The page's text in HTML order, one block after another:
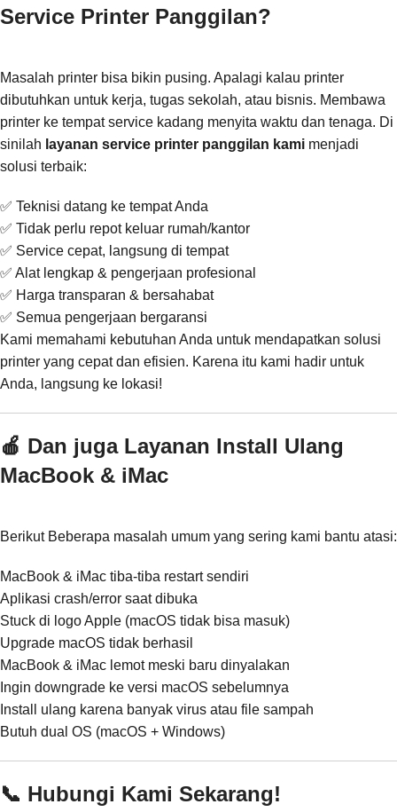
Service Printer Panggilan?
Masalah printer bisa bikin pusing. Apalagi kalau printer
dibutuhkan untuk kerja, tugas sekolah, atau bisnis. Membawa
printer ke tempat service kadang menyita waktu dan tenaga. Di
sinilah layanan service printer panggilan kami menjadi
solusi terbaik:
✅ Teknisi datang ke tempat Anda
✅ Tidak perlu repot keluar rumah/kantor
✅ Service cepat, langsung di tempat
✅ Alat lengkap & pengerjaan profesional
✅ Harga transparan & bersahabat
✅ Semua pengerjaan bergaransi
Kami memahami kebutuhan Anda untuk mendapatkan solusi
printer yang cepat dan efisien. Karena itu kami hadir untuk
Anda, langsung ke lokasi!
🍎 Dan juga Layanan Install Ulang
MacBook & iMac
Berikut Beberapa masalah umum yang sering kami bantu atasi:
MacBook & iMac tiba-tiba restart sendiri
Aplikasi crash/error saat dibuka
Stuck di logo Apple (macOS tidak bisa masuk)
Upgrade macOS tidak berhasil
MacBook & iMac lemot meski baru dinyalakan
Ingin downgrade ke versi macOS sebelumnya
Install ulang karena banyak virus atau file sampah
Butuh dual OS (macOS + Windows)
📞 Hubungi Kami Sekarang!